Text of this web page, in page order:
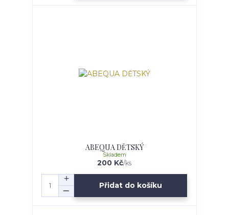
ABEQUA DĚTSKÝ
200 Kč/ks
Skladem
Přidat do košíku